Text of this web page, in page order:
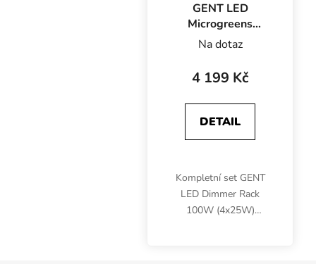
GENT LED
Microgreens
Dimmer Rack
1 patro
Na dotaz
4 199 Kč
DETAIL
Kompletní set GENT
LED Dimmer Rack
100W (4x25W)